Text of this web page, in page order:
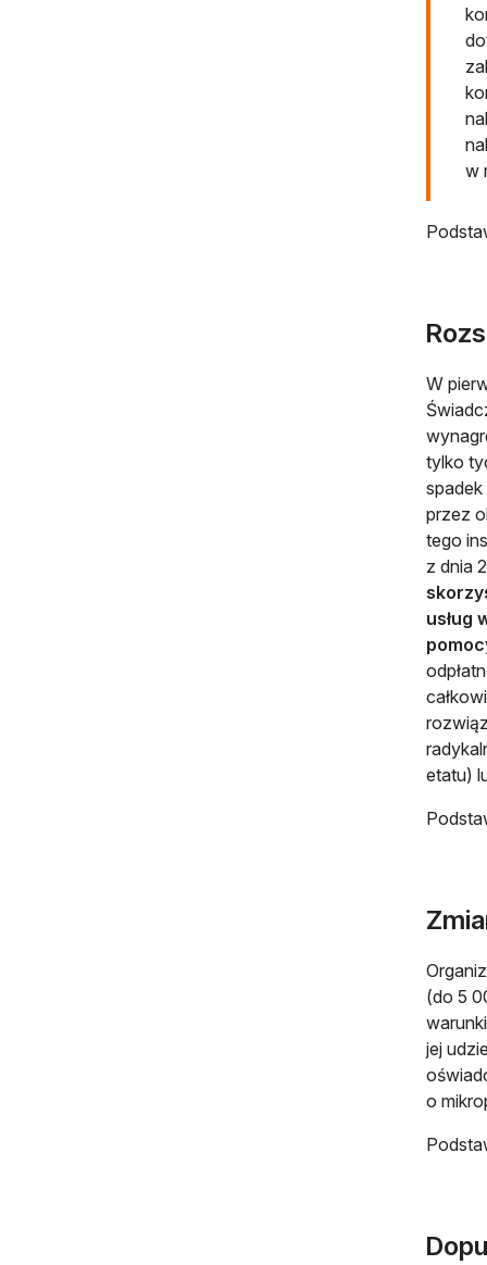
w
W
tylko
przez
tego
z dnia
usług
etatu)
(do 5
jej
o